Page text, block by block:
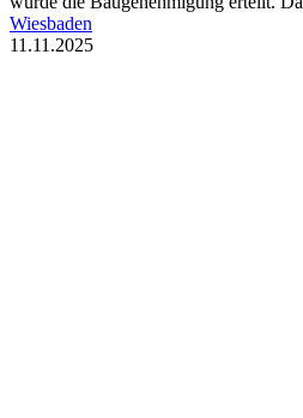
Wiesbaden
11.11.2025